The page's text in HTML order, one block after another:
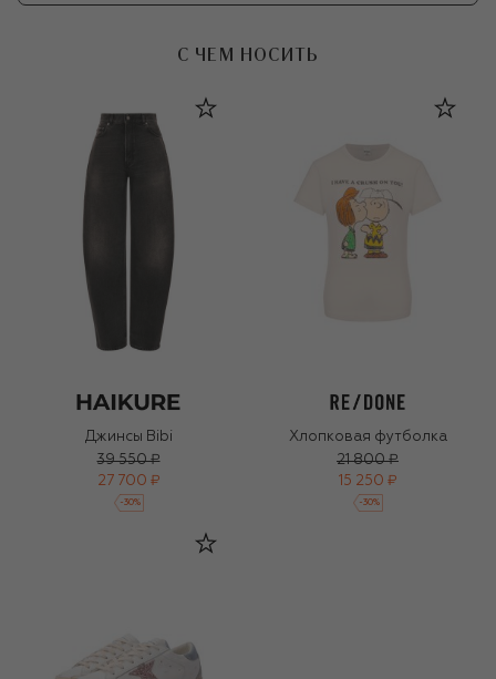
С ЧЕМ НОСИТЬ
Джинсы Bibi
39 550 ₽
27 700 ₽
-30%
Хлопковая футболка
21 800 ₽
15 250 ₽
-30%